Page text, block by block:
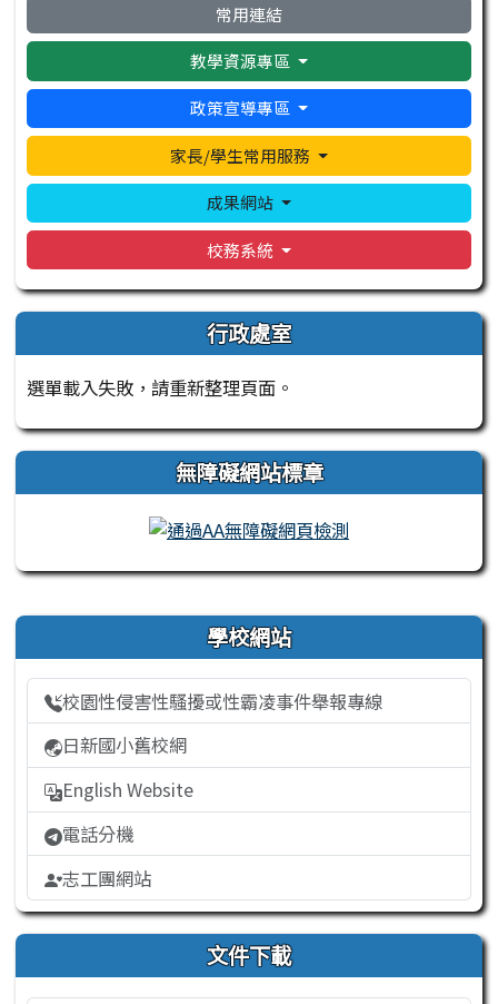
常用連結
教學資源專區
政策宣導專區
家長/學生常用服務
成果網站
校務系統
行政處室
選單載入失敗，請重新整理頁面。
無障礙網站標章
右邊區域內容 學校網站
校園性侵害性騷擾或性霸凌事件舉報專線
日新國小舊校網
English Website
電話分機
志工團網站
文件下載